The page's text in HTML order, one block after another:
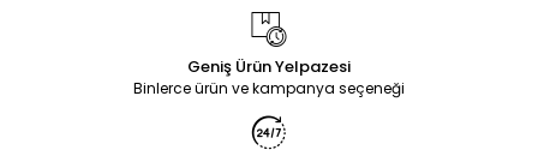
Geniş Ürün Yelpazesi
Binlerce ürün ve kampanya seçeneği